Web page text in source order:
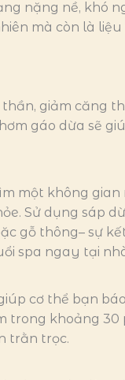
nặng nề, khó
mà còn là
giảm căng
gáo dừa sẽ
một không gian
Sử dụng sáp
gỗ thông– sự
spa ngay tại
cơ thể bạn
trong khoảng
trằn trọc.